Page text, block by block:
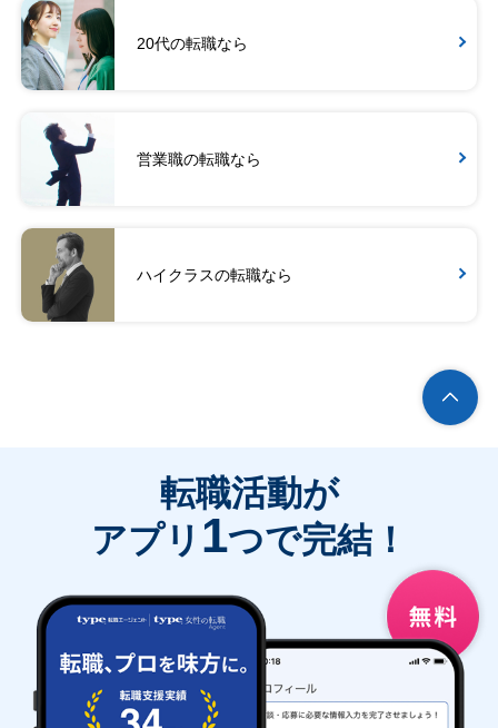
20代の転職なら
営業職の転職なら
ハイクラスの転職なら
転職活動が
アプリ 1つで完結！